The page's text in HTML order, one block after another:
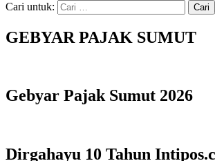
Cari untuk:
GEBYAR PAJAK SUMUT
Gebyar Pajak Sumut 2026
Dirgahayu 10 Tahun